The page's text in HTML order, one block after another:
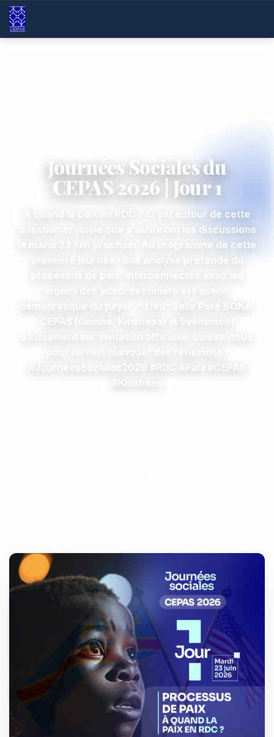
Journées Sociales du
CEPAS 2026 | Jour 1
À quand la paix en RDC ? C'est autour de cette
question cruciale que s'ouvriront les discussions
le mardi 23 juin prochain. Au programme de cette
première journée : une analyse profonde du
démocratique du pays. 📍 Lieu : Salle Père BOKA,
CEPAS (Gombe, Kinshasa) ⚠️ Événement
pour ne rien manquer des réflexions !
#JournéesSociales2026 #RDC #Paix #CEPAS
#Kinshasa